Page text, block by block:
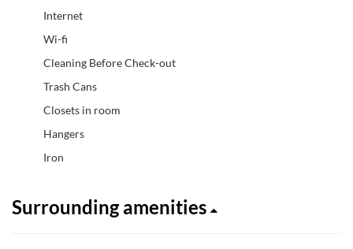
Internet
Wi-fi
Cleaning Before Check-out
Trash Cans
Closets in room
Hangers
Iron
Surrounding amenities